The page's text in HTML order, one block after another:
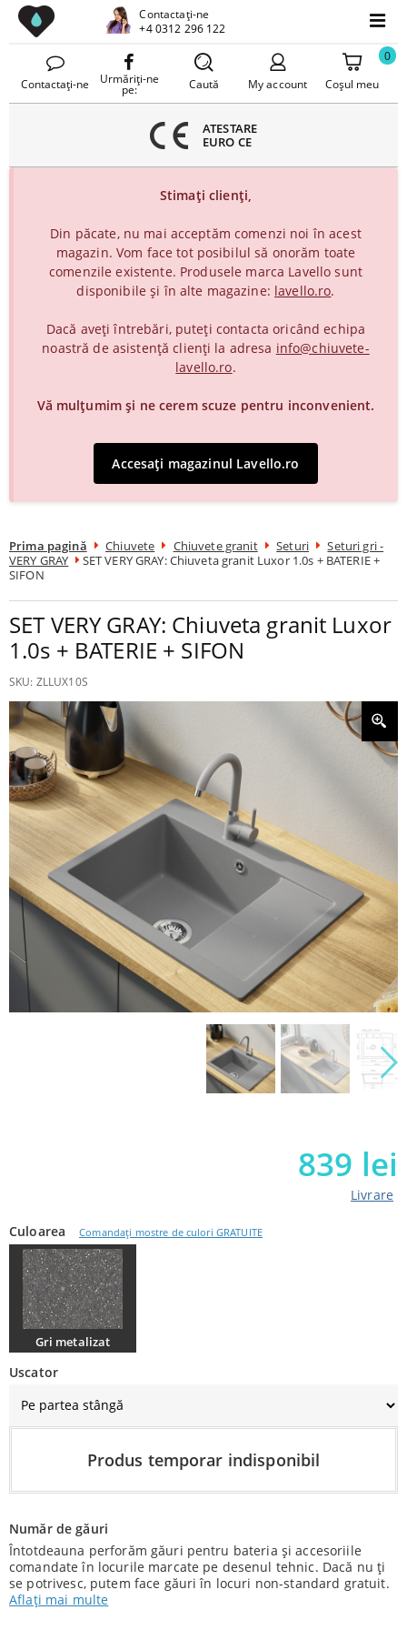
Chiuvete Lavello
Contactați-ne
+4 0312 296 122
Contactați-ne Urmăriți-ne
pe: Caută My account Coșul meu
0
ATESTARE
EURO CE
Stimați clienți,
Din păcate, nu mai acceptăm comenzi noi în acest
magazin. Vom face tot posibilul să onorăm toate
comenzile existente. Produsele marca Lavello sunt
disponibile și în alte magazine: lavello.ro.
Dacă aveți întrebări, puteți contacta oricând echipa
noastră de asistență clienți la adresa info@chiuvete-
lavello.ro.
Vă mulțumim și ne cerem scuze pentru inconvenient.
Accesați magazinul Lavello.ro
Prima pagină Chiuvete Chiuvete granit Seturi
Seturi gri -
VERY GRAY
SET VERY GRAY: Chiuveta granit Luxor 1.0s + BATERIE +
SIFON
SET VERY GRAY: Chiuveta granit Luxor
1.0s + BATERIE + SIFON
SKU: ZLLUX10S
839 lei
Livrare
Culoarea Comandați mostre de culori GRATUITE
Gri metalizat
Uscator
Produs temporar indisponibil
Număr de găuri
Întotdeauna perforăm găuri pentru bateria și accesoriile
comandate în locurile marcate pe desenul tehnic. Dacă nu ți
se potrivesc, putem face găuri în locuri non-standard gratuit.
Aflați mai multe